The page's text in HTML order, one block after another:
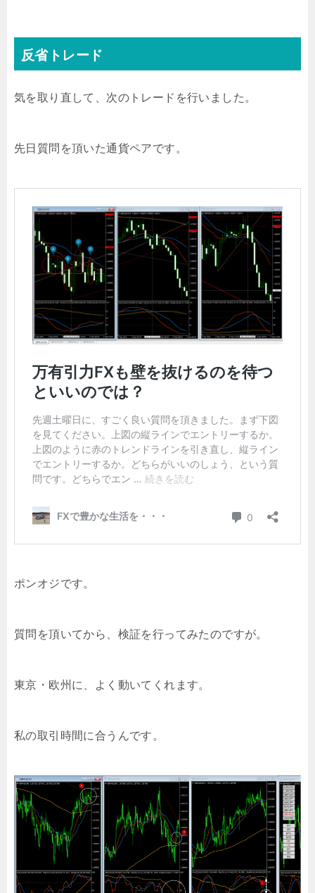
反省トレード
気を取り直して、次のトレードを行いました。
先日質問を頂いた通貨ペアです。
ポンオジです。
質問を頂いてから、検証を行ってみたのですが。
東京・欧州に、よく動いてくれます。
私の取引時間に合うんです。